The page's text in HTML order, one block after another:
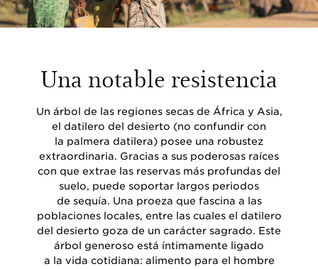
Una notable resistencia
Un árbol de las regiones secas de África y Asia,
el datilero del desierto (no confundir con
la palmera datilera) posee una robustez
extraordinaria. Gracias a sus poderosas raíces
con que extrae las reservas más profundas del
suelo, puede soportar largos periodos
de sequía. Una proeza que fascina a las
poblaciones locales, entre las cuales el datilero
del desierto goza de un carácter sagrado. Este
árbol generoso está íntimamente ligado
a la vida cotidiana: alimento para el hombre